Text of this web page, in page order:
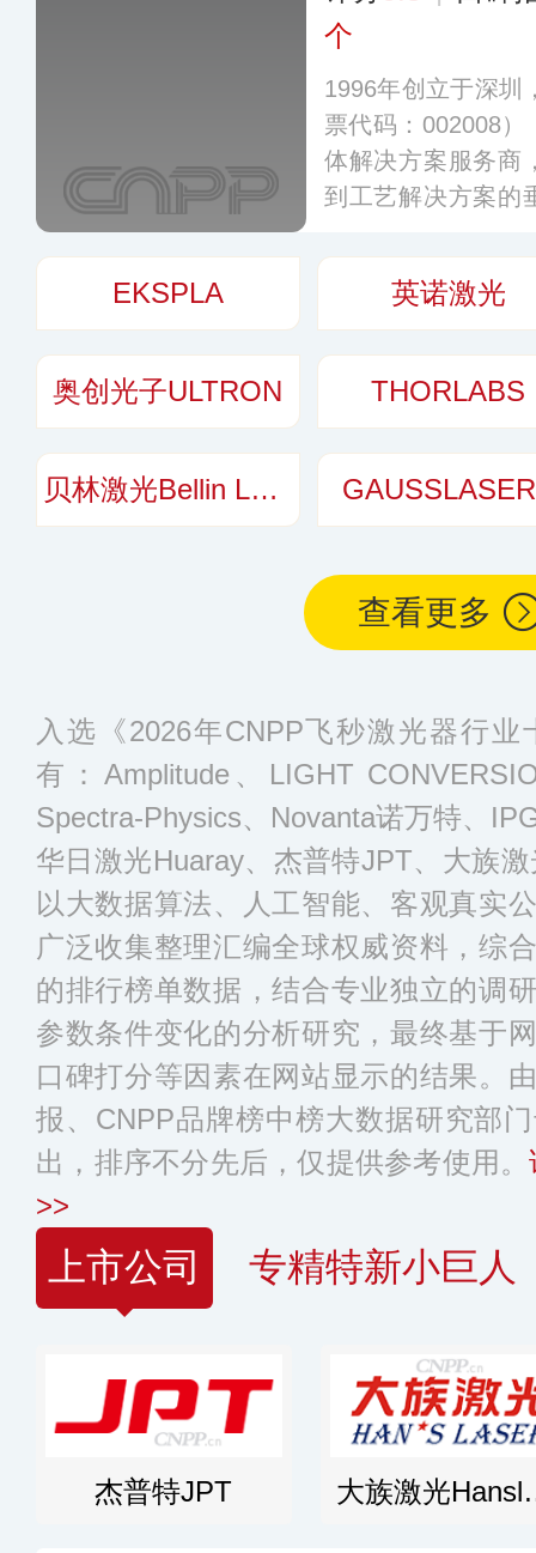
个
1996年创立于深圳
票代码：002008
体解决方案服务商
到工艺解决方案的
D打印机等600多
EKSPLA 英诺激光
奥创光子ULTRON THORLABS
贝林激光Bellin Laser
查看更多
入选《2026年CNPP飞秒激光器行
有：Amplitude、LIGHT
Spectra-Physics、Novanta诺万特、
华日激光Huaray、杰普特JPT、大族
以大数据算法、人工智能、客观真实
广泛收集整理汇编全球权威资料，综
的排行榜单数据，结合专业独立的调
参数条件变化的分析研究，最终基于
口碑打分等因素在网站显示的结果。
报、CNPP品牌榜中榜大数据研究部
出，排序不分先后，仅提供参考使用。
>>
上市公司 专精特新小巨人
杰普特JPT 大